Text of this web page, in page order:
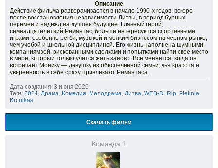
Описание
Действие фильма разворачивается в начале 1990-х годов, вскоре
после восстановления независимости Литвы, в период бурных
перемен и надежд на лучшее будущее. Главный герой,
семнадцатилетний Римантас, больше интересуется спортивными
играми, особенно регби, музыкой и мелким бизнесом на черном рынке,
чем учебой и школьной дисциплиной. Его жизнь наполнена шумными
компаниямзей, рискованными сделками и попытками найти свое место
в мире, который только учится жить заново. Все меняется, когда он
встречает Монику — девушку из обеспеченной семьи, чья красота и
уверенность в себе сразу привлекают Римантаса.
Дата создания: 3 июня 2026
Теги: 2024, Драма, Комедия, Мелодрама, Литва, WEB-DLRip, Pietinia
Kronikas
Скачать фильм
Команда 1